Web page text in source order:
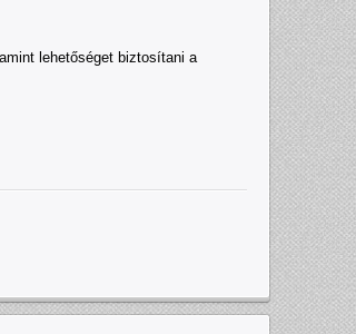
lehetőséget biztosítani a